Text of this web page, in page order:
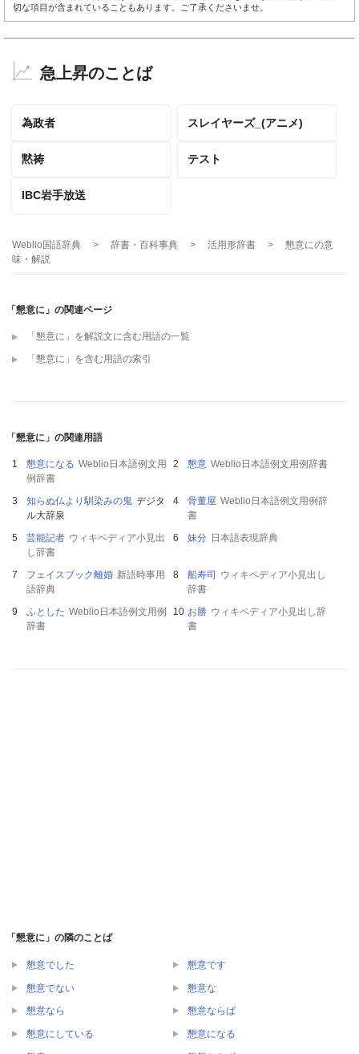
切な項目が含まれていることもあります。ご了承くださいませ。
急上昇のことば
為政者 スレイヤーズ_(アニメ)
黙祷 テスト
IBC岩手放送
Weblio国語辞典 > 辞書・百科事典 > 活用形辞書 > 懇意にの意
味・解説
「懇意に」の関連ページ
「懇意に」を解説文に含む用語の一覧
「懇意に」を含む用語の索引
「懇意に」の関連用語
懇意になる Weblio日本語例文用
例辞書
懇意 Weblio日本語例文用例辞書
知らぬ仏より馴染みの鬼 デジタ
ル大辞泉
骨董屋 Weblio日本語例文用例辞
書
芸能記者 ウィキペディア小見出
し辞書
妹分 日本語表現辞典
フェイスブック離婚 新語時事用
語辞典
船寿司
ウィキペディア小見出し
辞書
ふとした Weblio日本語例文用例
辞書
お勝 ウィキペディア小見出し辞
書
「懇意に」の隣のことば
懇意でした 懇意です
懇意でない 懇意な
懇意なら 懇意ならば
懇意にしている 懇意になる